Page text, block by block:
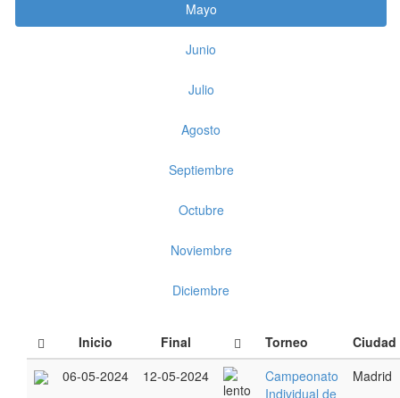
Mayo
Junio
Julio
Agosto
Septiembre
Octubre
Noviembre
Diciembre
Inicio Final Torneo
Ciudad
06-05-2024
12-05-2024
Campeonato
Individual de
Madrid